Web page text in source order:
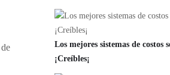
Los mejores sistemas de costos
¡Creíbles¡